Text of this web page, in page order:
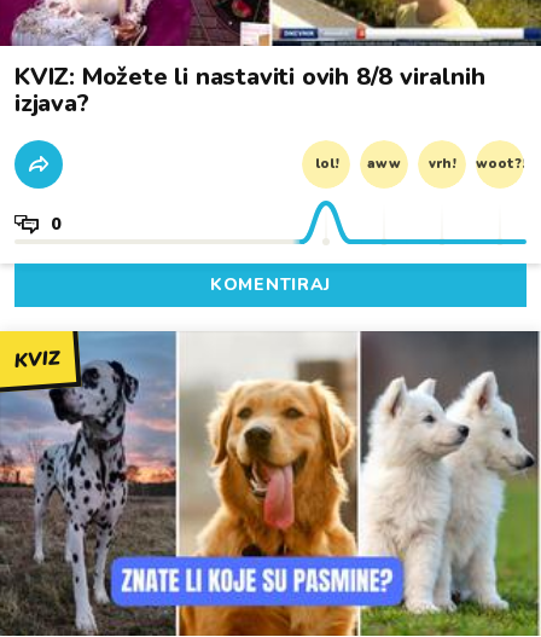
KVIZ: Možete li nastaviti ovih 8/8 viralnih
izjava?
lol! aww vrh! woot?!
0
KOMENTIRAJ
KVIZ